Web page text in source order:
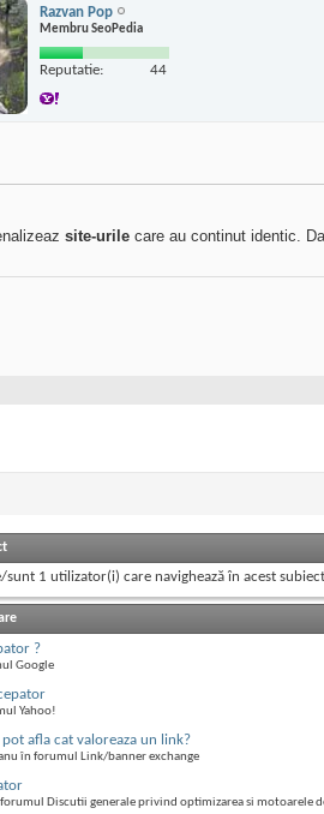
Razvan Pop
Membru SeoPedia
Reputatie: 44
site-urile care au continut identic.
sunt 1 utilizator(i) care navighează în acest
?
Google
Yahoo!
afla cat valoreaza un link?
în forumul Link/banner exchange
Discutii generale privind optimizarea si motoarele